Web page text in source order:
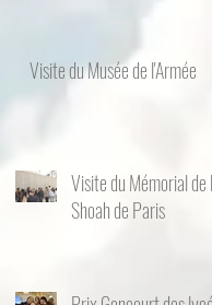
Visite du Musée de l'Armée
Visite du Mémorial de
Shoah de Paris